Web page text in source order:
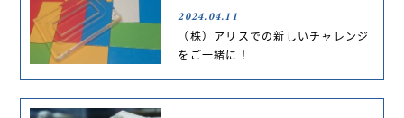
2024.04.11
（株）アリスでの新しいチャレンジ
をご一緒に！